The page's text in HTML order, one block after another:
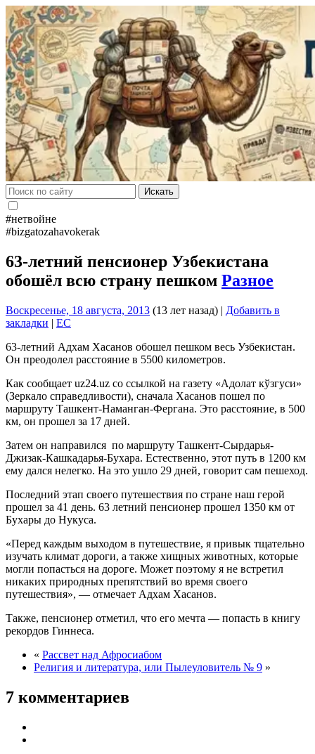
Искать
#нетвойне
#bizgatozahavokerak
63-летний пенсионер Узбекистана
обошёл всю страну пешком Разное
Воскресенье, 18 августа, 2013 (13 лет назад) | Добавить в
закладки | EC
63-летний Адхам Хасанов обошел пешком весь Узбекистан.
Он преодолел расстояние в 5500 километров.
Как сообщает uz24.uz со ссылкой на газету «Адолат кўзгуси»
(Зеркало справедливости), сначала Хасанов пошел по
маршруту Ташкент-Наманган-Фергана. Это расстояние, в 500
км, он прошел за 17 дней.
Затем он направился по маршруту Ташкент-Сырдарья-
Джизак-Кашкадарья-Бухара. Естественно, этот путь в 1200 км
ему дался нелегко. На это ушло 29 дней, говорит сам пешеход.
Последний этап своего путешествия по стране наш герой
прошел за 41 день. 63 летний пенсионер прошел 1350 км от
Бухары до Нукуса.
«Перед каждым выходом в путешествие, я привык тщательно
изучать климат дороги, а также хищных животных, которые
могли попасться на дороге. Может поэтому я не встретил
никаких природных препятствий во время своего
путешествия», — отмечает Адхам Хасанов.
Также, пенсионер отметил, что его мечта — попасть в книгу
рекордов Гиннеса.
« Рассвет над Афросиабом
Религия и литература, или Пылеуловитель № 9 »
7 комментариев